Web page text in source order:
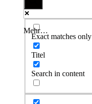
Mehr…
Exact matches only
Titel
Search in content